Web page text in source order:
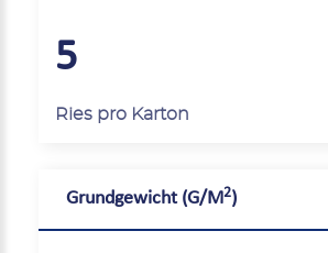
5
Ries pro Karton
Grundgewicht (G/M2)